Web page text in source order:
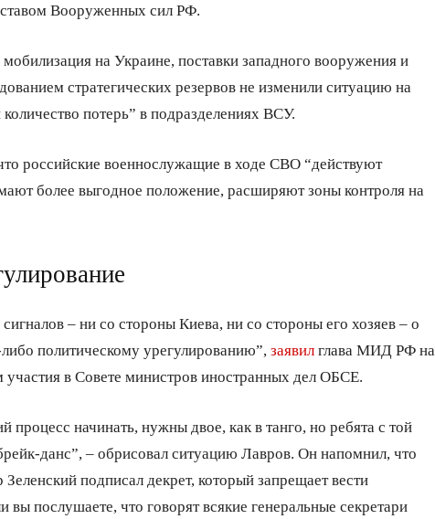
Вооруженных сил РФ.
на Украине, поставки западного вооружения и
стратегических резервов не изменили ситуацию на
потерь” в подразделениях ВСУ.
что российские военнослужащие в ходе СВО “действуют
более выгодное положение, расширяют зоны контроля на
– ни со стороны Киева, ни со стороны его хозяев – о
политическому урегулированию”, заявил глава МИД РФ на
в Совете министров иностранных дел ОБСЕ.
процесс начинать, нужны двое, как в танго, но ребята с той
данс”, – обрисовал ситуацию Лавров. Он напомнил, что
подписал декрет, который запрещает вести
вы послушаете, что говорят всякие генеральные секретари